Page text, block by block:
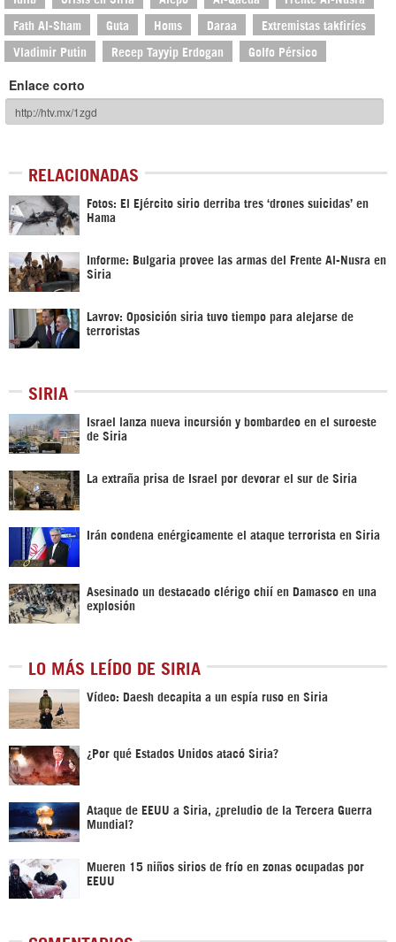
Fath Al-Sham Guta Homs Daraa Extremistas takfiríes
Vladimir Putin Recep Tayyip Erdogan Golfo Pérsico
Enlace corto
RELACIONADAS
Fotos: El Ejército sirio derriba tres ‘drones suicidas’ en
Hama
Informe: Bulgaria provee las armas del Frente Al-Nusra en
Siria
Lavrov: Oposición siria tuvo tiempo para alejarse de
terroristas
SIRIA
Israel lanza nueva incursión y bombardeo en el suroeste
de Siria
La extraña prisa de Israel por devorar el sur de Siria
Irán condena enérgicamente el ataque terrorista en Siria
Asesinado un destacado clérigo chií en Damasco en una
explosión
LO MÁS LEÍDO DE SIRIA
Vídeo: Daesh decapita a un espía ruso en Siria
¿Por qué Estados Unidos atacó Siria?
Ataque de EEUU a Siria, ¿preludio de la Tercera Guerra
Mundial?
Mueren 15 niños sirios de frío en zonas ocupadas por
EEUU